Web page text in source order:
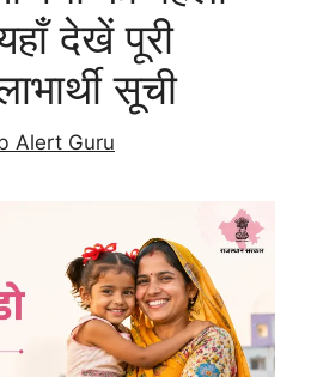
देखें पूरी
सूची
Alert Guru